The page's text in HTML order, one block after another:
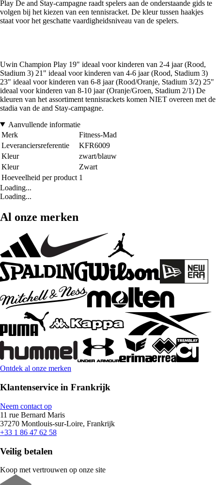
Play De and Stay-campagne raadt spelers aan de onderstaande gids te
volgen bij het kiezen van een tennisracket. De kleur tussen haakjes
staat voor het geschatte vaardigheidsniveau van de spelers.
Uwin Champion Play 19" ideaal voor kinderen van 2-4 jaar (Rood,
Stadium 3) 21" ideaal voor kinderen van 4-6 jaar (Rood, Stadium 3)
23" ideaal voor kinderen van 6-8 jaar (Rood/Oranje, Stadium 3/2) 25"
ideaal voor kinderen van 8-10 jaar (Oranje/Groen, Stadium 2/1) De
kleuren van het assortiment tennisrackets komen NIET overeen met de
stadia van de and Stay-campagne.
Aanvullende informatie
Merk
Fitness-Mad
Leveranciersreferentie
KFR6009
Kleur
zwart/blauw
Kleur
Zwart
Hoeveelheid per product 1
Loading...
Loading...
Al onze merken
Ontdek al onze merken
Klantenservice in Frankrijk
Neem contact op
11 rue Bernard Maris
37270 Montlouis-sur-Loire, Frankrijk
+33 1 86 47 62 58
Veilig betalen
Koop met vertrouwen op onze site